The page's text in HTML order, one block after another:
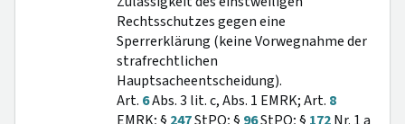
Rechtsschutzes gegen eine
Sperrerklärung (keine Vorwegnahme der
strafrechtlichen
Hauptsacheentscheidung).
Art. 6Abs. 3 lit. c, Abs. 1 EMRK; Art. 8